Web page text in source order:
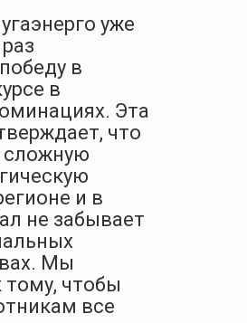
уже
в
в
Эта
что
сложную
и в
не забывает
Мы
чтобы
все